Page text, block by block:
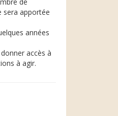
sera apportée
années
accès à
à agir.